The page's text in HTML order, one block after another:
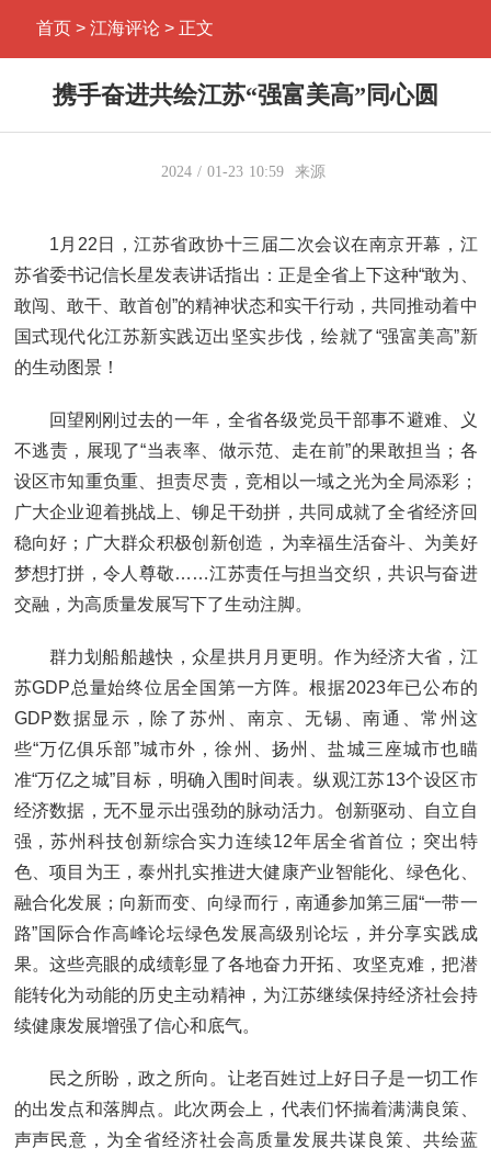
首页 > 江海评论 > 正文
携手奋进共绘江苏“强富美高”同心圆
2024 01-23 10:59 来源
1月22日，江苏省政协十三届二次会议在南京开幕，江
苏省委书记信长星发表讲话指出：正是全省上下这种“敢为、
敢闯、敢干、敢首创”的精神状态和实干行动，共同推动着中
国式现代化江苏新实践迈出坚实步伐，绘就了“强富美高”新
的生动图景！
回望刚刚过去的一年，全省各级党员干部事不避难、义
不逃责，展现了“当表率、做示范、走在前”的果敢担当；各
设区市知重负重、担责尽责，竞相以一域之光为全局添彩；
广大企业迎着挑战上、铆足干劲拼，共同成就了全省经济回
稳向好；广大群众积极创新创造，为幸福生活奋斗、为美好
梦想打拼，令人尊敬……江苏责任与担当交织，共识与奋进
交融，为高质量发展写下了生动注脚。
群力划船船越快，众星拱月月更明。作为经济大省，江
苏GDP总量始终位居全国第一方阵。根据2023年已公布的
GDP数据显示，除了苏州、南京、无锡、南通、常州这
些“万亿俱乐部”城市外，徐州、扬州、盐城三座城市也瞄
准“万亿之城”目标，明确入围时间表。纵观江苏13个设区市
经济数据，无不显示出强劲的脉动活力。创新驱动、自立自
强，苏州科技创新综合实力连续12年居全省首位；突出特
色、项目为王，泰州扎实推进大健康产业智能化、绿色化、
融合化发展；向新而变、向绿而行，南通参加第三届“一带一
路”国际合作高峰论坛绿色发展高级别论坛，并分享实践成
果。这些亮眼的成绩彰显了各地奋力开拓、攻坚克难，把潜
能转化为动能的历史主动精神，为江苏继续保持经济社会持
续健康发展增强了信心和底气。
民之所盼，政之所向。让老百姓过上好日子是一切工作
的出发点和落脚点。此次两会上，代表们怀揣着满满良策、
声声民意，为全省经济社会高质量发展共谋良策、共绘蓝